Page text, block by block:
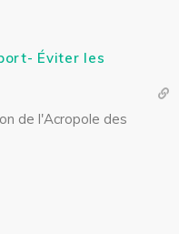
Éviter les
de l'Acropole des